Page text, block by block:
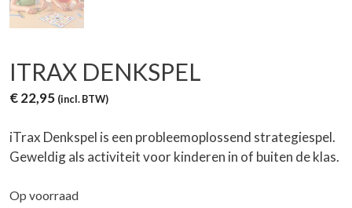
ITRAX DENKSPEL
€22,95 (incl. BTW)
iTrax Denkspel is een probleemoplossend strategiespel.
Geweldig als activiteit voor kinderen in of buiten de klas.
Op voorraad